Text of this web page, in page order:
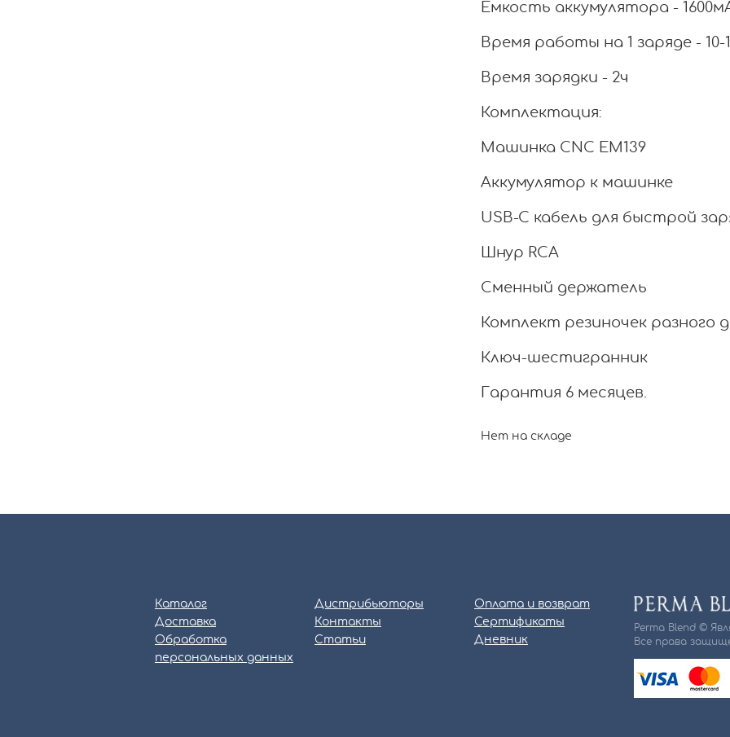
Емкость аккумулятора -
Время работы на 1 заряде - 10-
Время зарядки - 2ч
Комплектация:
Машинка CNC EM139
Аккумулятор к машинке
USB-C кабель для быстрой
Шнур RCA
Сменный держатель
Комплект резиночек разного
Ключ-шестигранник
Гарантия 6 месяцев.
Нет на складе
Каталог Дистрибьюторы
Оплата и возврат
Доставка
Контакты
Сертификаты
Обработка
персональных данных
Статьи Дневник
Perma Blend ©
Все права